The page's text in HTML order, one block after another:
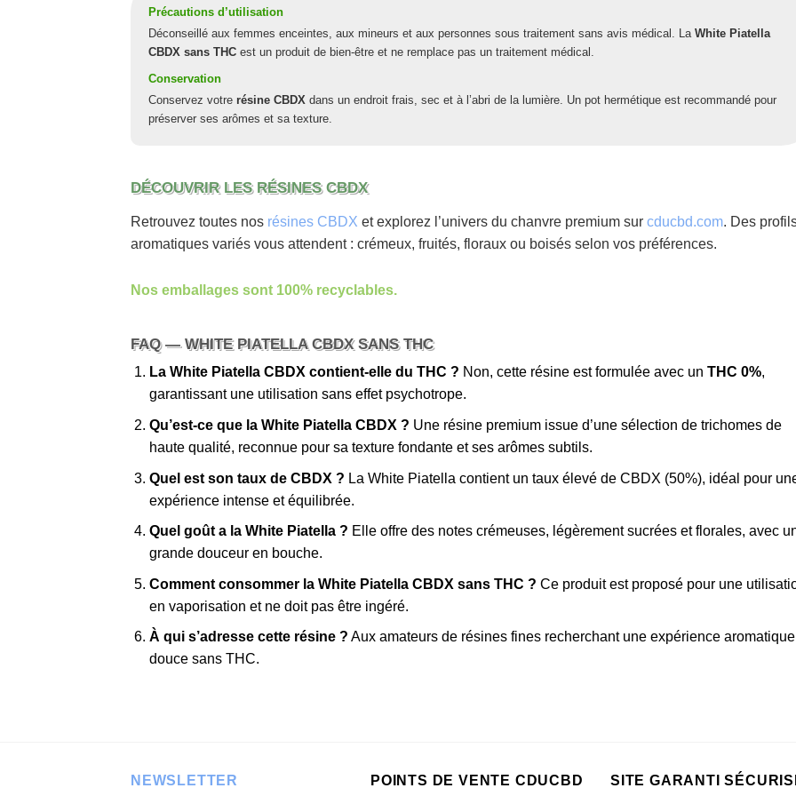
Précautions d’utilisation
Déconseillé aux femmes enceintes, aux mineurs et aux personnes sous traitement sans avis médical. La White Piatella
CBDX sans THC est un produit de bien-être et ne remplace pas un traitement médical.
Conservation
Conservez votre résine CBDX dans un endroit frais, sec et à l’abri de la lumière. Un pot hermétique est recommandé pour
préserver ses arômes et sa texture.
DÉCOUVRIR LES RÉSINES CBDX
Retrouvez toutes nos résines CBDX et explorez l’univers du chanvre premium sur cducbd.com. Des
aromatiques variés vous attendent : crémeux, fruités, floraux ou boisés selon vos préférences.
Nos emballages sont 100% recyclables.
FAQ — WHITE PIATELLA CBDX SANS THC
La White Piatella CBDX contient-elle du THC ? Non, cette résine est formulée avec un THC 0%,
garantissant une utilisation sans effet psychotrope.
Qu’est-ce que la White Piatella CBDX ? Une résine premium issue d’une sélection de trichomes de
haute qualité, reconnue pour sa texture fondante et ses arômes subtils.
Quel est son taux de CBDX ? La White Piatella contient un taux élevé de CBDX (50%), idéal pour
expérience intense et équilibrée.
Quel goût a la White Piatella ? Elle offre des notes crémeuses, légèrement sucrées et florales, avec
grande douceur en bouche.
Comment consommer la White Piatella CBDX sans THC ? Ce produit est proposé pour une
en vaporisation et ne doit pas être ingéré.
À qui s’adresse cette résine ? Aux amateurs de résines fines recherchant une expérience aromatique
douce sans THC.
NEWSLETTER POINTS DE VENTE CDUCBD SITE GARANTI